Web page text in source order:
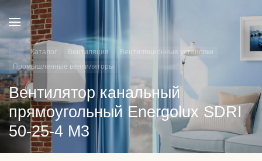
Каталог Вентиляция
Вентиляционные установки
Промышленные вентиляторы
Вентилятор канальный
прямоугольный Energolux SDRI
50-25-4 M3